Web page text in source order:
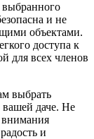
выбранного
и не
объектами.
доступа к
для всех членов
выбрать
вашей даче. Не
внимания
и